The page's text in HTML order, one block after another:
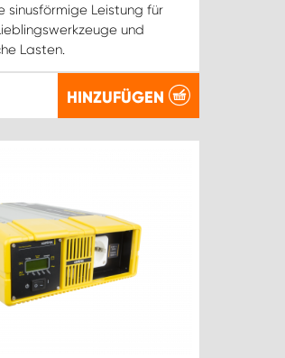
sinusförmige Leistung für
und
Lasten.
HINZUFÜGEN